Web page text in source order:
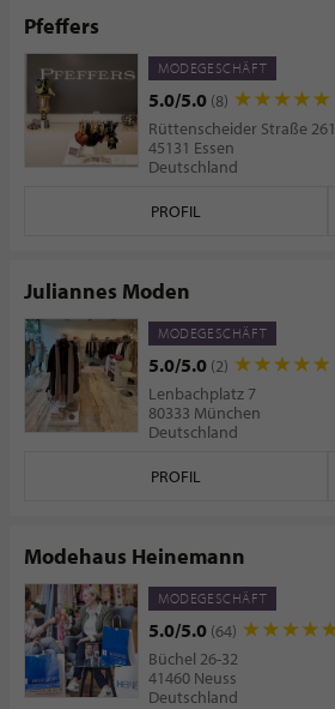
Pfeffers
MODEGESCHÄFT
5.0/5.0 (8)
Rüttenscheider Straße 261
45131 Essen
Deutschland
PROFIL
Juliannes Moden
MODEGESCHÄFT
5.0/5.0 (2)
Lenbachplatz 7
80333 München
Deutschland
PROFIL
Modehaus Heinemann
MODEGESCHÄFT
5.0/5.0 (64)
Büchel 26-32
41460 Neuss
Deutschland